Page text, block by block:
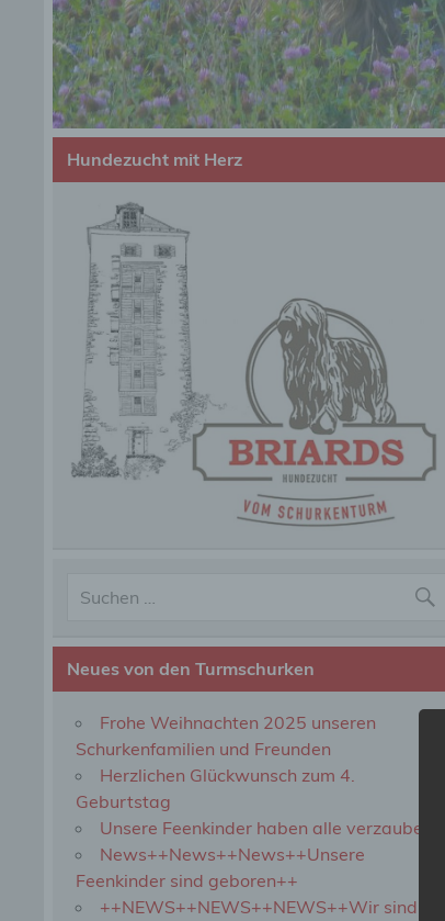
Hundezucht mit Herz
Neues von den Turmschurken
Frohe Weihnachten 2025 unseren
Schurkenfamilien und Freunden
Herzlichen Glückwunsch zum 4.
Geburtstag
Unsere Feenkinder haben alle verzaubert
News++News++News++Unsere
Feenkinder sind geboren++
++NEWS++NEWS++NEWS++Wir sind